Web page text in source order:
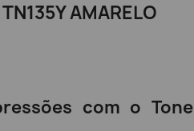
AMARELO
com o